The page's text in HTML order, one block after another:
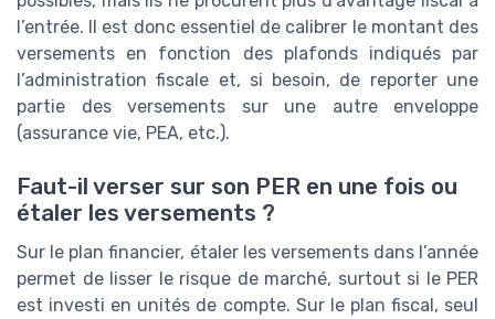
l’entrée. Il est donc essentiel de calibrer le montant des
versements en fonction des plafonds indiqués par
l’administration fiscale et, si besoin, de reporter une
partie des versements sur une autre enveloppe
(assurance vie, PEA, etc.).
Faut-il verser sur son PER en une fois ou
étaler les versements ?
Sur le plan financier, étaler les versements dans l’année
permet de lisser le risque de marché, surtout si le PER
est investi en unités de compte. Sur le plan fiscal, seul